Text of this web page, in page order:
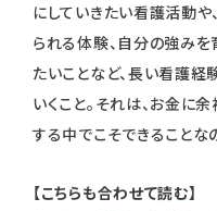
にしていきたい看護活動
られる体験、自分の強みを
たいことなど、長い看護
いくこと。それは、お金に
する中でこそできることな
【こちらも合わせて読む】